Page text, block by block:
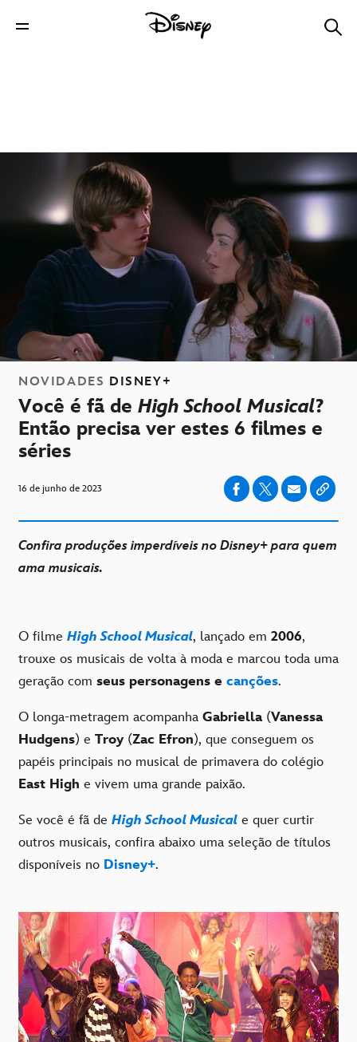
NOVIDADES DISNEY+
Você é fã de High School Musical?
Então precisa ver estes 6 filmes e
séries
16 de junho de 2023
Confira produções imperdíveis no Disney+ para quem
ama musicais.
O filme High School Musical, lançado em 2006,
trouxe os musicais de volta à moda e marcou toda uma
geração com seus personagens e canções.
O longa-metragem acompanha Gabriella(Vanessa
Hudgens) e Troy (Zac Efron), que conseguem os
papéis principais no musical de primavera do colégio
East High e vivem uma grande paixão.
Se você é fã de High School Musical e quer curtir
outros musicais, confira abaixo uma seleção de títulos
disponíveis no Disney+.